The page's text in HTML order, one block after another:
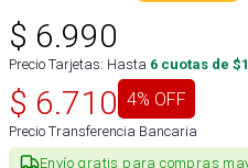
$ 6.990
Precio Tarjetas: Hasta 6 cuotas de $
$ 6.710 4% OFF
Precio Transferencia Bancaria
Envío gratis para compras